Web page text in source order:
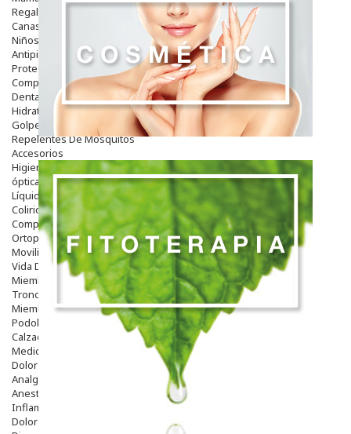
Regalos
Canastilla
Niños
Antipiojos
Protección Solar
Complementos Alimentarios
Dentales
Hidratantes
Golpes Y Hematomas
Repelentes De Mosquitos
Accesorios
Higiene
óptica
Líquidos Lentillas
Colirios
Complementos Alimentarios.
Ortopedia - Accesorios
Movilidad
Vida Diaria
Miembro Superior
Tronco
Miembro Inferior
Podología
Calzado
Medicamentos
Dolor E Inflamación
Analgésicos
Anestésicos
Inflamación Articulaciones
Dolor Muscular / Articular